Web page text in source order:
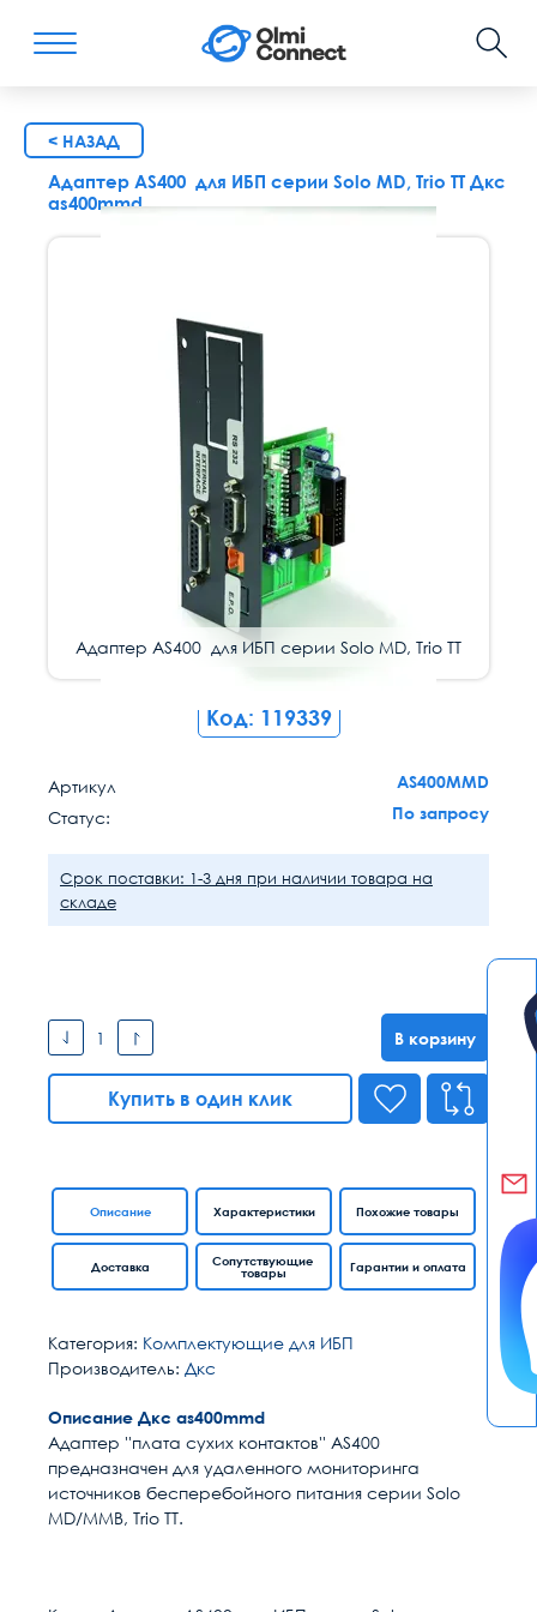
< НАЗАД
Адаптер AS400 для ИБП серии Solo MD, Trio TT Дкс
as400mmd
Адаптер AS400 для ИБП серии Solo MD, Trio TT
Код: 119339
Артикул
AS400MMD
Статус:
По запросу
Срок поставки: 1-3 дня при наличии товара на
складе
В корзину
Купить в один клик
Описание Характеристики
Доставка
Похожие товары
Сопутствующие
товары
Гарантии и оплата
Категория: Комплектующие для ИБП
Производитель: Дкс
Описание Дкс as400mmd
Адаптер ''плата сухих контактов'' AS400
предназначен для удаленного мониторинга
источников бесперебойного питания серии Solo
MD/MMB, Trio TT.
Страна Италия